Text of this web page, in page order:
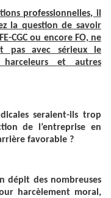
professionnelles, il
la question de savoir
CGC ou encore FO, ne
pas avec sérieux le
et autres
seraient-ils trop
de l’entreprise en
favorable ?
dépit des nombreuses
harcèlement moral,